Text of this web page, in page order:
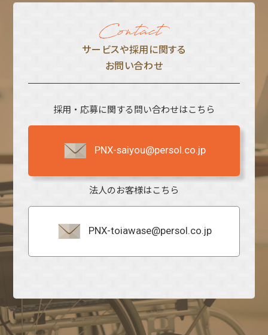
サービスや採⽤に関する
お問い合わせ
採用・応募に関する問い合わせはこちら
PNX-saiyou@persol.co.jp
法人のお客様はこちら
PNX-toiawase@persol.co.jp